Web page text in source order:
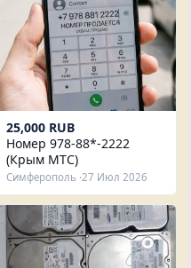
25,000 RUB
Номер 978-88*-2222
(Крым МТС)
Симферополь ·27 Июл 2026